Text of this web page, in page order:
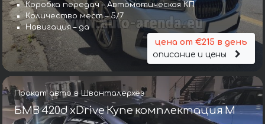
Коробка передач – Автоматическая КП
Количество мест – 5/7
Навигация – да
цена от €215 в день
описание и цены
Прокат авто в Шванталерхёэ
БМВ 420d xDrive Купе комплектация М